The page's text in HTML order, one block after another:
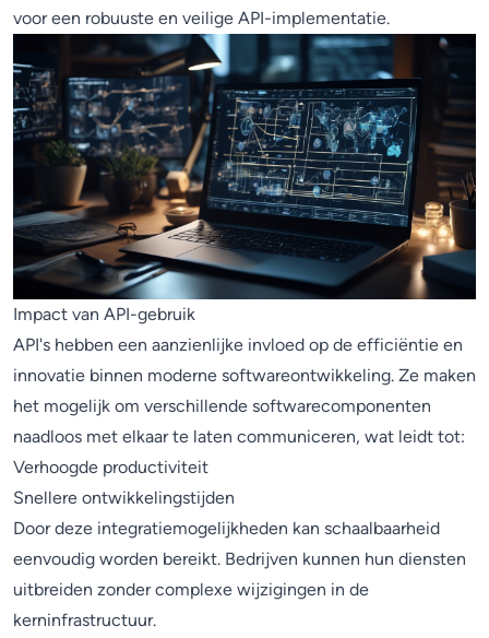
voor een robuuste en veilige API-implementatie.
Impact van API-gebruik
API's hebben een aanzienlijke invloed op de efficiëntie en
innovatie binnen moderne softwareontwikkeling. Ze maken
het mogelijk om verschillende softwarecomponenten
naadloos met elkaar te laten communiceren, wat leidt tot:
Verhoogde productiviteit
Snellere ontwikkelingstijden
Door deze integratiemogelijkheden kan schaalbaarheid
eenvoudig worden bereikt. Bedrijven kunnen hun diensten
uitbreiden zonder complexe wijzigingen in de
kerninfrastructuur.